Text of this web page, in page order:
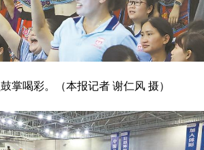
掌喝彩。（本报记者 谢仁风 摄）